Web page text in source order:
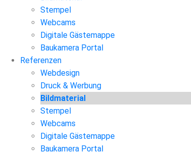
Stempel
Webcams
Digitale Gästemappe
Baukamera Portal
Referenzen
Webdesign
Druck & Werbung
Bildmaterial
Stempel
Webcams
Digitale Gästemappe
Baukamera Portal